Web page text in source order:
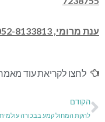
ענת מרומי, 052-8133813
לחצו לקריאת עוד
הקודם
להקת המחול קמע בבכורה